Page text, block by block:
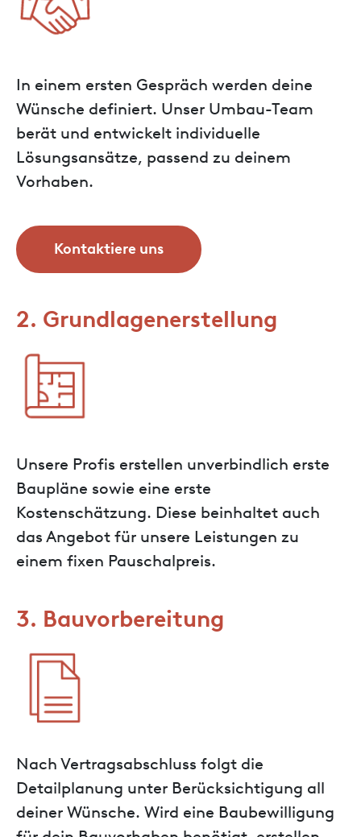
In einem ersten Gespräch werden deine
Wünsche definiert. Unser Umbau-Team
berät und entwickelt individuelle
Lösungsansätze, passend zu deinem
Vorhaben.
Kontaktiere uns
2. Grundlagenerstellung
Unsere Profis erstellen unverbindlich erste
Baupläne sowie eine erste
Kostenschätzung. Diese beinhaltet auch
das Angebot für unsere Leistungen zu
einem fixen Pauschalpreis.
3. Bauvorbereitung
Nach Vertragsabschluss folgt die
Detailplanung unter Berücksichtigung all
deiner Wünsche. Wird eine Baubewilligung